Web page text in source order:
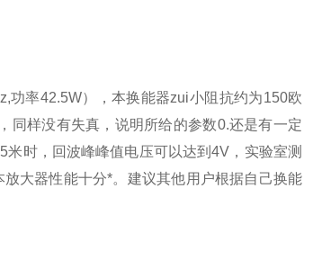
功率42.5W），本换能器zui小阻抗约为150欧
同样没有失真，说明所给的参数0.还是有一定
时，回波峰峰值电压可以达到4V，实验室测
大器性能十分*。建议其他用户根据自己换能